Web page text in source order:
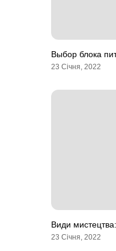
Выбор блока
23 Січня, 2022
Види
23 Січня, 2022